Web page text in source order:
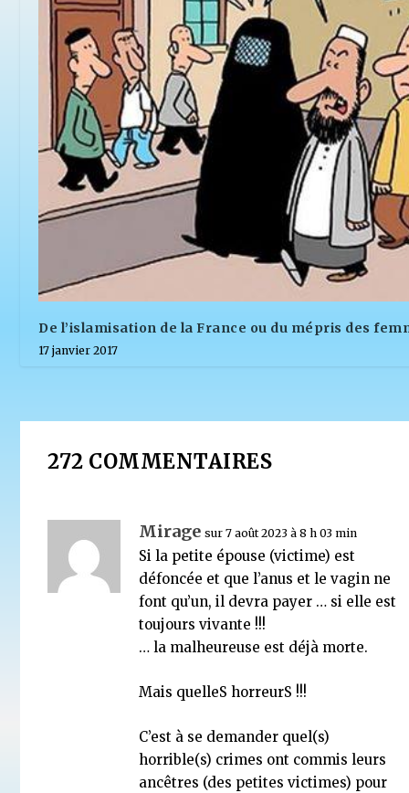
De l’islamisation de la France ou du mépris des
17 janvier 2017
La place des femmes dans l’État islamique dont
272 COMMENTAIRES
Mirage sur 7 août 2023 à 8 h 03 min
Si la petite épouse (victime) est
défoncée et que l’anus et le vagin ne
font qu’un, il devra payer … si elle est
toujours vivante !!!
… la malheureuse est déjà morte.
Mais quelleS horreurS !!!
C’est à se demander quel(s)
horrible(s) crimes ont commis leurs
ancêtres (des petites victimes) pour